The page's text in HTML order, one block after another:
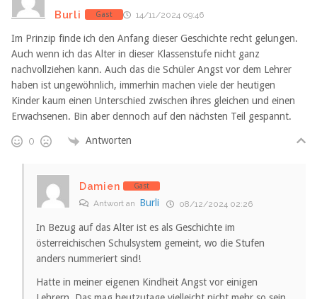
Burli Gast 14/11/2024 09:46
Im Prinzip finde ich den Anfang dieser Geschichte recht gelungen.
Auch wenn ich das Alter in dieser Klassenstufe nicht ganz
nachvollziehen kann. Auch das die Schüler Angst vor dem Lehrer
haben ist ungewöhnlich, immerhin machen viele der heutigen
Kinder kaum einen Unterschied zwischen ihres gleichen und einen
Erwachsenen. Bin aber dennoch auf den nächsten Teil gespannt.
0 Antworten
Damien Gast
Antwort an Burli 08/12/2024 02:26
In Bezug auf das Alter ist es als Geschichte im
österreichischen Schulsystem gemeint, wo die Stufen
anders nummeriert sind!
Hatte in meiner eigenen Kindheit Angst vor einigen